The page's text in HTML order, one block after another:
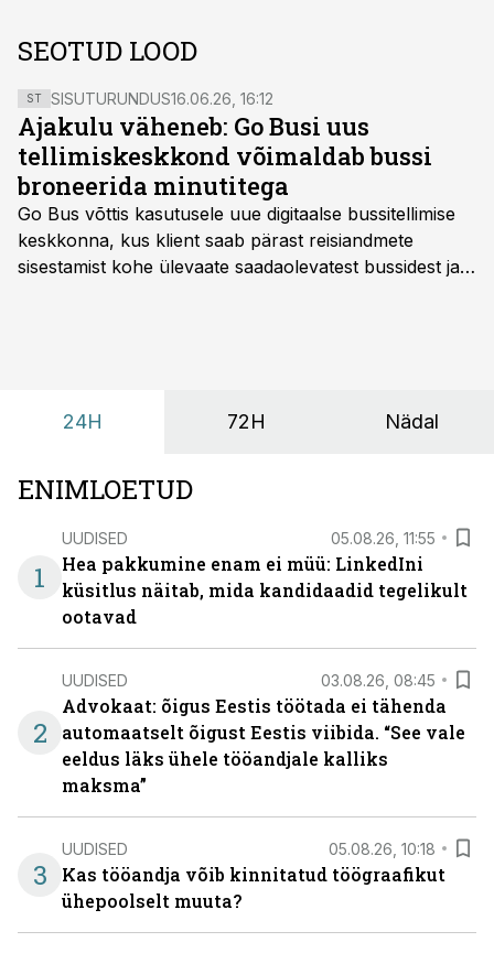
SEOTUD LOOD
ST SISUTURUNDUS16.06.26, 16:12
Ajakulu väheneb: Go Busi uus
tellimiskeskkond võimaldab bussi
broneerida minutitega
Go Bus võttis kasutusele uue digitaalse bussitellimise
keskkonna, kus klient saab pärast reisiandmete
sisestamist kohe ülevaate saadaolevatest bussidest ja
24H 72H Nädal
ENIMLOETUD
1
UUDISED 05.08.26, 11:55
Hea pakkumine enam ei müü: LinkedIni
küsitlus näitab, mida kandidaadid tegelikult
ootavad
2
UUDISED 03.08.26, 08:45
Advokaat: õigus Eestis töötada ei tähenda
automaatselt õigust Eestis viibida. “See vale
eeldus läks ühele tööandjale kalliks
maksma”
3
UUDISED 05.08.26, 10:18
Kas tööandja võib kinnitatud töögraafikut
ühepoolselt muuta?